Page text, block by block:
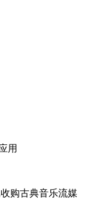
用
购古典音乐流媒